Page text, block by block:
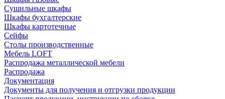
Сушильные шкафы
Шкафы бухгалтерские
Шкафы картотечные
Сейфы
Столы производственные
Мебель LOFT
Распродажа металлической мебели
Распродажа
Документация
Документы для получения и отгрузки продукции